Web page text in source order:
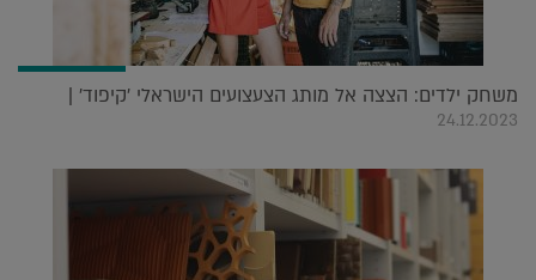
משחק ילדים: הצצה אל מותג הצעצועים הישראלי 'קיפוד' |
24.12.2023